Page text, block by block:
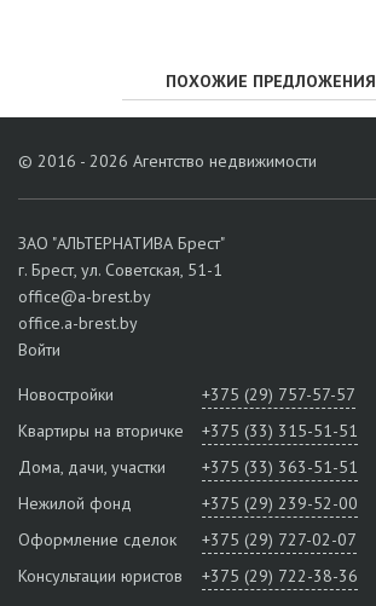
ПОХОЖИЕ ПРЕДЛОЖЕНИЯ
© 2016 - 2026 Агентство недвижимости
ЗАО "АЛЬТЕРНАТИВА Брест"
г. Брест, ул. Советская, 51-1
office@a-brest.by
office.a-brest.by
Войти
Новостройки
+375 (29) 757-57-57
Квартиры на вторичке
+375 (33) 315-51-51
Дома, дачи, участки
+375 (33) 363-51-51
Нежилой фонд
+375 (29) 239-52-00
Оформление сделок
+375 (29) 727-02-07
Консультации юристов
+375 (29) 722-38-36